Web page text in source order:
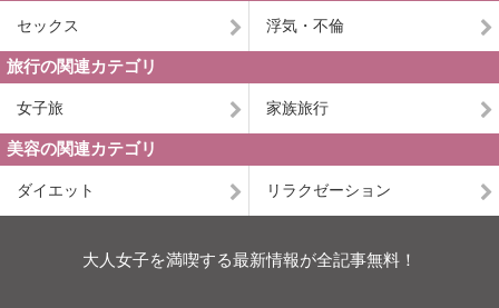
セックス 浮気・不倫
旅行の関連カテゴリ
女子旅 家族旅行
美容の関連カテゴリ
ダイエット リラクゼーション
大人女子を満喫する最新情報が全記事無料！